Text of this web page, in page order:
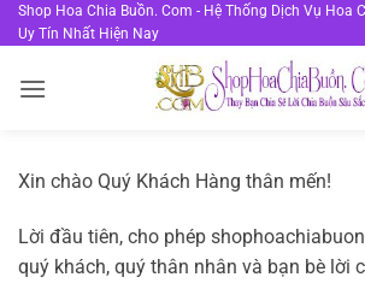
Bỏ
qua
dung
Shop Hoa Chia Buồn. Com - Hệ Thống Dịch Vụ Hoa
Uy Tín Nhất Hiện Nay
Xin chào Quý Khách Hàng thân mến!
Lời đầu tiên, cho phép
quý khách, quý thân nhân và bạn bè lời